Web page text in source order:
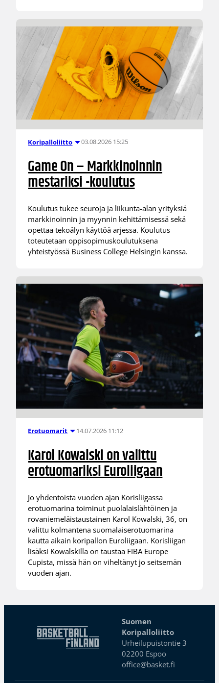
Koripalloliitto 03.08.2026 15:25
Game On – Markkinoinnin
mestariksi -koulutus
Koulutus tukee seuroja ja liikunta-alan yrityksiä
markkinoinnin ja myynnin kehittämisessä sekä
opettaa tekoälyn käyttöä arjessa. Koulutus
toteutetaan oppisopimuskoulutuksena
yhteistyössä Business College Helsingin kanssa.
Erotuomarit 14.07.2026 11:12
Karol Kowalski on valittu
erotuomariksi Euroliigaan
Jo yhdentoista vuoden ajan Korisliigassa
erotuomarina toiminut puolalaislähtöinen ja
rovaniemeläistaustainen Karol Kowalski, 36, on
valittu kolmantena suomalaiserotuomarina
kautta aikain koripallon Euroliigaan. Korisliigan
lisäksi Kowalskilla on taustaa FIBA Europe
Cupista, missä hän on viheltänyt jo seitsemän
vuoden ajan.
Suomen
Koripalloliitto
Urheilupuistontie 3
02200 Espoo
office@basket.fi